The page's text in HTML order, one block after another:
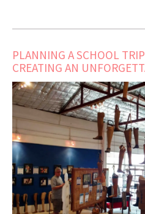
PLANNING A SCHOOL
CREATING AN